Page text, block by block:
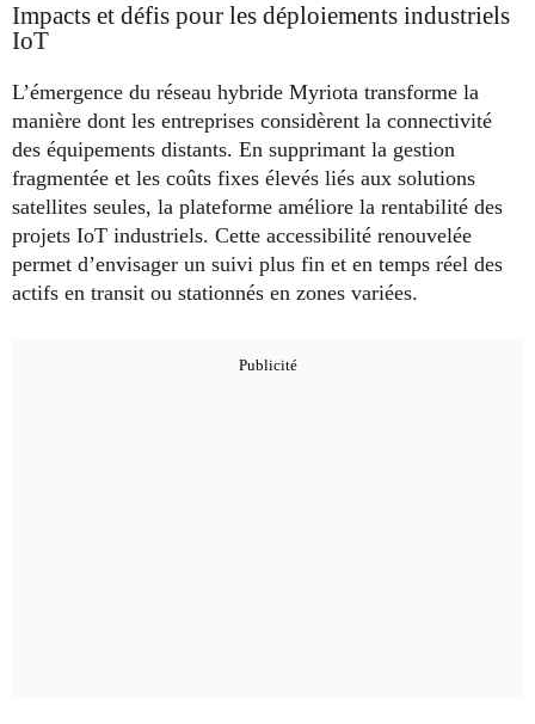
Impacts et défis pour les déploiements industriels
IoT
L’émergence du réseau hybride Myriota transforme la
manière dont les entreprises considèrent la connectivité
des équipements distants. En supprimant la gestion
fragmentée et les coûts fixes élevés liés aux solutions
satellites seules, la plateforme améliore la rentabilité des
projets IoT industriels. Cette accessibilité renouvelée
permet d’envisager un suivi plus fin et en temps réel des
actifs en transit ou stationnés en zones variées.